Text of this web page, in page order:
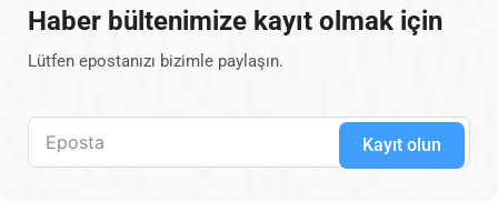
Haber bültenimize kayıt olmak için
Lütfen epostanızı bizimle paylaşın.
Kayıt olun